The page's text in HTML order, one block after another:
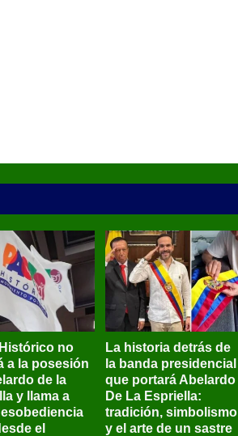
no
a la posesión
de la
y llama a
el
La historia detrás de
la banda presidencial
que portará Abelardo
De La Espriella:
tradición, simbolismo
y el arte de un sastre